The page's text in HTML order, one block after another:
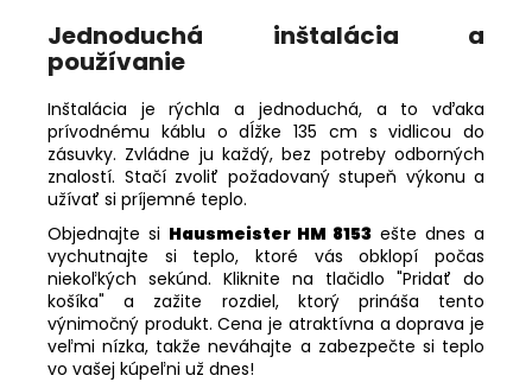
Jednoduchá inštalácia a
používanie
Inštalácia je rýchla a jednoduchá, a to vďaka
prívodnému káblu o dĺžke 135 cm s vidlicou do
zásuvky. Zvládne ju každý, bez potreby odborných
znalostí. Stačí zvoliť požadovaný stupeň výkonu a
užívať si príjemné teplo.
Objednajte si Hausmeister HM 8153 ešte dnes a
vychutnajte si teplo, ktoré vás obklopí počas
niekoľkých sekúnd. Kliknite na tlačidlo "Pridať do
košíka" a zažite rozdiel, ktorý prináša tento
výnimočný produkt. Cena je atraktívna a doprava je
veľmi nízka, takže neváhajte a zabezpečte si teplo
vo vašej kúpeľni už dnes!